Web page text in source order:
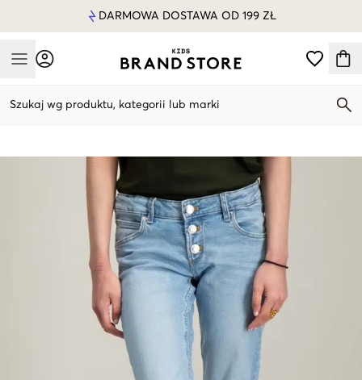
DARMOWA DOSTAWA OD 199 ZŁ
Mobile Menu
Szukaj wg produktu, kategorii lub marki